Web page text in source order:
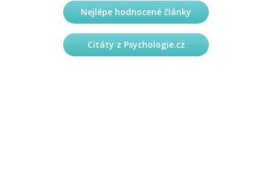
Nejlépe hodnocené články
Citáty z Psychologie.cz